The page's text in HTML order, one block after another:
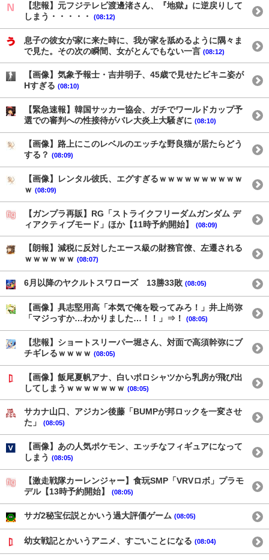
【悲報】元フジテレビ渡邊渚さん、『地獄』に逆戻りして
しまう・・・・・
(08:12)
息子の彼女が家に来た時に、我が家を舐めるように隅々ま
で見た。その次の瞬間、女がとんでもない一言 (08:12)
【画像】気象予報士・吉井明子、45歳で見せたビキニ姿が
Hすぎる (08:10)
【緊急速報】韓国サッカー協会、ガチでワールドカップ予
選での審判への性接待がバレ大炎上大騒ぎに (08:10)
【画像】路上にこのレベルのエッチな野良猫が居たらどう
する？ (08:09)
【画像】レンタル彼氏、エグすぎるｗｗｗｗｗｗｗｗｗｗ
ｗ (08:09)
【ガンプラ再販】RG「ストライクフリーダムガンダム デ
ィアクティブモード」ほか【11時予約開始】
(08:09)
【朗報】減税に反対したエース級の財務官僚、左遷される
ｗｗｗｗｗｗ (08:07)
6月以降のヤクルトスワローズ 13勝33敗 (08:05)
【画像】具志堅用高「本気で俺を殴ってみろ！」井上尚弥
「マジっすか…わかりました…！！」⇒！
(08:05)
【悲報】ショートスリーパー堀さん、対面で高須幹弥にブ
チギレるｗｗｗｗ (08:05)
【画像】飯尾夏帆アナ、白いポロシャツから乳房が飛び出
してしまうｗｗｗｗｗｗｗ (08:05)
サカナ山口、アジカン後藤「BUMPが邦ロックを一変させ
た」
(08:05)
【画像】あの人気ポケモン、エッチなフィギュアになって
しまう (08:05)
【激走戦隊カーレンジャー】食玩SMP「VRVロボ」プラモ
デル【13時予約開始】
(08:05)
サガ2秘宝伝説とかいう過大評価ゲーム (08:05)
幼女戦記とかいうアニメ、すごいことになる (08:04)